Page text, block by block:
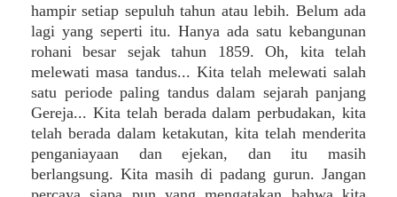
hampir setiap sepuluh tahun atau lebih. Belum ada
lagi yang seperti itu. Hanya ada satu kebangunan
rohani besar sejak tahun 1859. Oh, kita telah
melewati masa tandus... Kita telah melewati salah
satu periode paling tandus dalam sejarah panjang
Gereja... Kita telah berada dalam perbudakan, kita
telah berada dalam ketakutan, kita telah menderita
penganiayaan dan ejekan, dan itu masih
berlangsung. Kita masih di padang gurun. Jangan